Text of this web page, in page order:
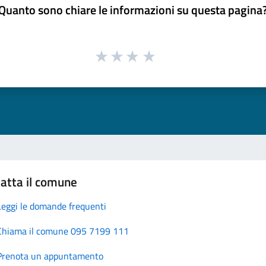
sono chiare le informazioni su questa
il comune
le domande frequenti
il comune 095 7199 111
un appuntamento